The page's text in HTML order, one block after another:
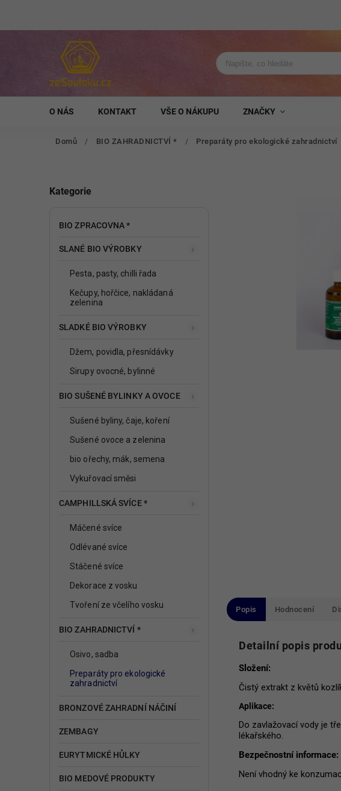
O NÁS KONTAKT VŠE O NÁKUPU ZNAČKY
Domů / BIO ZAHRADNICTVÍ * / Preparáty pro ekologické zahradnictví
Kategorie
BIO ZPRACOVNA *
SLANÉ BIO VÝROBKY
Pesta, pasty, chilli řada
Kečupy, hořčice, nakládaná
zelenina
SLADKÉ BIO VÝROBKY
Džem, povidla, přesnídávky
Sirupy ovocné, bylinné
BIO SUŠENÉ BYLINKY A OVOCE
Sušené byliny, čaje, koření
Sušené ovoce a zelenina
bio ořechy, mák, semena
Vykuřovací směsi
CAMPHILLSKÁ SVÍCE *
Máčené svíce
Odlévané svíce
Stáčené svíce
Dekorace z vosku
Tvoření ze včelího vosku
BIO ZAHRADNICTVÍ *
Osivo, sadba
Preparáty pro ekologické
zahradnictví
BRONZOVÉ ZAHRADNÍ NÁČINÍ
ZEMBAGY
EURYTMICKÉ HŮLKY
BIO MEDOVÉ PRODUKTY
Popis Hodnocení
Detailní popis
Složení:
Čistý extrakt z květů
Aplikace:
Do zavlažovací vody je
lékařského.
Bezpečnostní informace:
Není vhodný ke